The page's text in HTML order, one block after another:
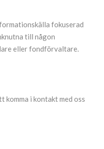
fokuserad
till någon
eller fondförvaltare.
komma i kontakt med oss